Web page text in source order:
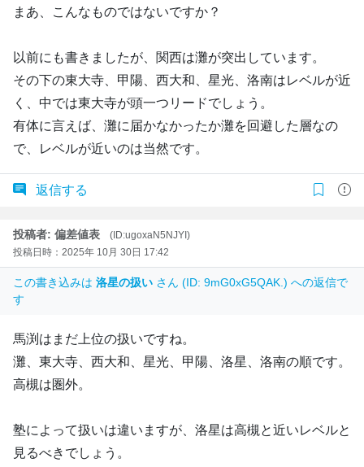
まあ、こんなものではないですか？
以前にも書きましたが、関西は灘が突出しています。
その下の東大寺、甲陽、西大和、星光、洛南はレベルが近
く、中では東大寺が頭一つリードでしょう。
有体に言えば、灘に届かなかったか灘を回避した層なの
で、レベルが近いのは当然です。
返信する
投稿者: 偏差値表
(ID:ugoxaN5NJYI)
投稿日時：2025年 10月 30日 17:42
この書き込みは 洛星の扱い さん (ID: 9mG0xG5QAK.) への返信で
す
馬渕はまだ上位の扱いですね。
灘、東大寺、西大和、星光、甲陽、洛星、洛南の順です。
高槻は圏外。
塾によって扱いは違いますが、洛星は高槻と近いレベルと
見るべきでしょう。